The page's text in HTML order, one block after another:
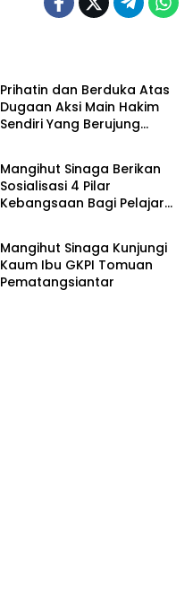
Prihatin dan Berduka Atas
Dugaan Aksi Main Hakim
Sendiri Yang Berujung
Nusantara
Mangihut Sinaga Berikan
Sosialisasi 4 Pilar
Kebangsaan Bagi Pelajar
Nusantara
Mangihut Sinaga Kunjungi
Kaum Ibu GKPI Tomuan
Pematangsiantar